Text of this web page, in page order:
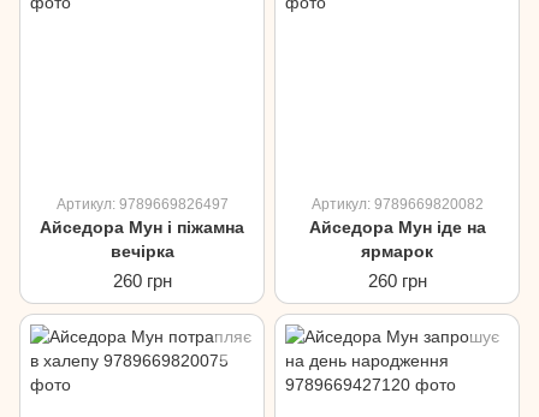
Артикул: 9789669826497
Айседора Мун і піжамна
вечірка
260 грн
Артикул: 9789669820082
Айседора Мун іде на
ярмарок
260 грн